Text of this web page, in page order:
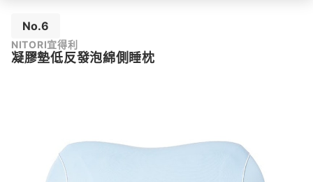
No.6
NITORI宜得利
凝膠墊低反發泡綿側睡枕